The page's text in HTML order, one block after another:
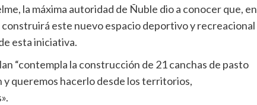
la máxima autoridad de Ñuble dio a conocer que, en
este nuevo espacio deportivo y recreacional
esta iniciativa.
“contempla la construcción de 21 canchas de pasto
queremos hacerlo desde los territorios,